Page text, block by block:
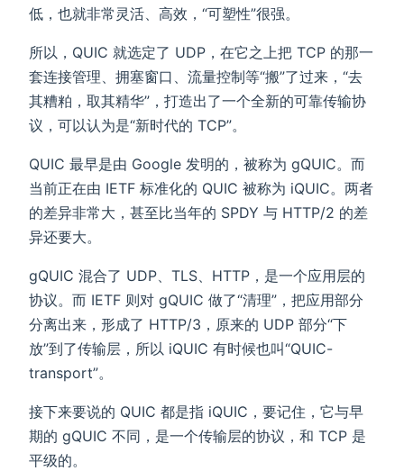
低，也就非常灵活、高效，“可塑性”很强。
所以，QUIC 就选定了 UDP，在它之上把 TCP 的那一
套连接管理、拥塞窗口、流量控制等“搬”了过来，“去
其糟粕，取其精华”，打造出了一个全新的可靠传输协
议，可以认为是“新时代的 TCP”。
QUIC 最早是由 Google 发明的，被称为 gQUIC。而
当前正在由 IETF 标准化的 QUIC 被称为 iQUIC。两者
的差异非常大，甚至比当年的 SPDY 与 HTTP/2 的差
异还要大。
gQUIC 混合了 UDP、TLS、HTTP，是一个应用层的
协议。而 IETF 则对 gQUIC 做了“清理”，把应用部分
分离出来，形成了 HTTP/3，原来的 UDP 部分“下
放”到了传输层，所以 iQUIC 有时候也叫“QUIC-
transport”。
接下来要说的 QUIC 都是指 iQUIC，要记住，它与早
期的 gQUIC 不同，是一个传输层的协议，和 TCP 是
平级的。